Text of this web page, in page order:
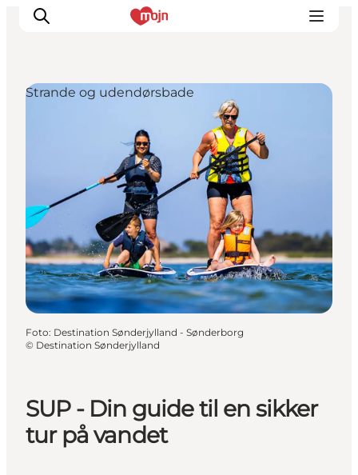
Byer & Steder
Det sker
Overnatning
Planlæg din ferie
Booking
SUP - Din guide til en sikker
tur på vandet
Strande og udendørsbade
Foto: Destination Sønderjylland - Sønderborg
© Destination Sønderjylland